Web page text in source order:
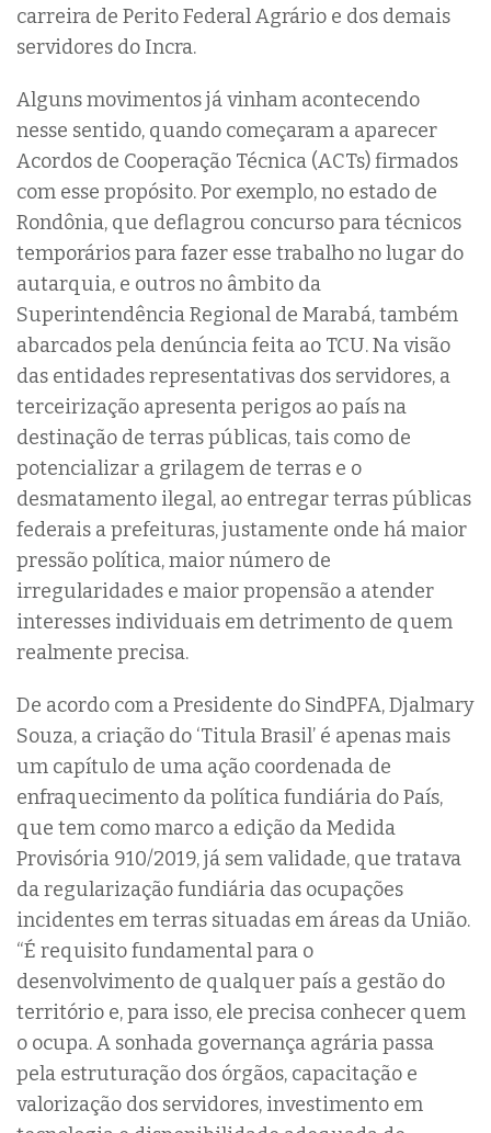
carreira de Perito Federal Agrário e dos demais
servidores do Incra.
Alguns movimentos já vinham acontecendo
nesse sentido, quando começaram a aparecer
Acordos de Cooperação Técnica (ACTs) firmados
com esse propósito. Por exemplo, no estado de
Rondônia, que deflagrou concurso para técnicos
temporários para fazer esse trabalho no lugar do
autarquia, e outros no âmbito da
Superintendência Regional de Marabá, também
abarcados pela denúncia feita ao TCU. Na visão
das entidades representativas dos servidores, a
terceirização apresenta perigos ao país na
destinação de terras públicas, tais como de
potencializar a grilagem de terras e o
desmatamento ilegal, ao entregar terras públicas
federais a prefeituras, justamente onde há maior
pressão política, maior número de
irregularidades e maior propensão a atender
interesses individuais em detrimento de quem
realmente precisa.
De acordo com a Presidente do SindPFA, Djalmary
Souza, a criação do ‘Titula Brasil’ é apenas mais
um capítulo de uma ação coordenada de
enfraquecimento da política fundiária do País,
que tem como marco a edição da Medida
Provisória 910/2019, já sem validade, que tratava
da regularização fundiária das ocupações
incidentes em terras situadas em áreas da União.
“É requisito fundamental para o
desenvolvimento de qualquer país a gestão do
território e, para isso, ele precisa conhecer quem
o ocupa. A sonhada governança agrária passa
pela estruturação dos órgãos, capacitação e
valorização dos servidores, investimento em